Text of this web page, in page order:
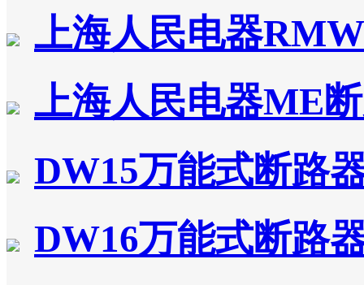
上海人民电器
上海人民电器ME
DW15万能式断路
DW16万能式断路